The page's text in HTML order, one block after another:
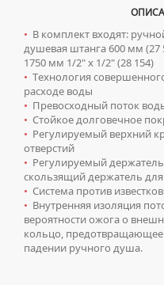
• В комплект входят:
душевая штанга 600 мм
1750 мм 1/2" x 1/2" (28 154)
• Технология
расходе воды
• Превосходный поток
• Стойкое долговечное
• Регулируемый верхний
отверстий
• Регулируемый
скользящий держатель
• Система против
• Внутренняя изоляция
вероятности ожога о
кольцо,
падении ручного душа.
КОМПЛЕКТУЮЩИЕ ДЛЯ
ПЕНАЛЫ ПОДВЕСНЫЕ
ПОЛУПЕНАЛЫ
ПОЛУПЕНАЛЫ ПОДВЕСНЫЕ
ТУМБЫ С УМЫВАЛЬНИКОМ
ТУМБЫ С УМЫВАЛЬНИКОМ
ШКАФЫ НАВЕСНЫЕ
МОЙКИ ДЛЯ
МОЙКИ ИЗ
МОЙКИ ИЗ
МРАМОРНЫЕ МОЙКИ
ПРОФЕССИОНАЛЬНЫЕ
СИФОНЫ ДЛЯ КУХОННЫХ
СИФОНЫ ДЛЯ ПИССУАРОВ
СМЫВНЫЕ УСТРОЙСТВА
ВОДЯНЫЕ
ЭЛЕКТРИЧЕСКИЕ
КОМПЛЕКТУЮЩИЕ ДЛЯ
АЛЮМИНИЕВЫЕ
БИМЕТАЛЛИЧЕСКИЕ
СТАЛЬНЫЕ РАДИАТОРЫ
КОМПЛЕКТУЮЩИЕ ДЛЯ
Ревизионные люки
ЛЮКИ ПОД ПЛИТКУ
ЛЮКИ ПОД ПОКРАСКУ
НАПОЛЬНЫЕ ЛЮКИ
Сантехника для МГН
ИНСТАЛЛЯЦИИ ДЛЯ МГН
ПОРУЧНИ ДЛЯ МГН
СМЕСИТЕЛИ ДЛЯ МГН
УМЫВАЛЬНИКИ ДЛЯ МГН
УНИТАЗЫ ДЛЯ МГН
Смесители
СМЕСИТЕЛИ ДЛЯ БИДЕ
СМЕСИТЕЛИ ДЛЯ ВАННЫ
СМЕСИТЕЛИ ДЛЯ ДУША
СМЕСИТЕЛИ ДЛЯ КУХНИ
СМЕСИТЕЛИ ДЛЯ
СМЕСИТЕЛИ МОНО
Сифоны
ДЛЯ ДУШЕВЫХ ПОДДОНОВ
ДЛЯ УМЫВАЛЬНИКОВ
Сушилки для рук
АВТОМАТИЧЕСКИЕ
НАЖИМНЫЕ СУШИЛКИ ДЛЯ
ПОГРУЖНЫЕ СУШИЛКИ
Умывальники
ВРЕЗНЫЕ УМЫВАЛЬНИКИ
ДВОЙНЫЕ УМЫВАЛЬНИКИ
Унитазы
ПОДВЕСНЫЕ УНИТАЗЫ